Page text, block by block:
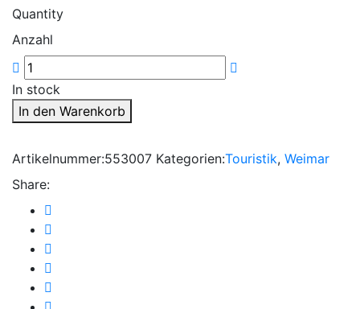
Quantity
Anzahl
In stock
In den Warenkorb
Artikelnummer:553007 Kategorien:Touristik, Weimar
Share: